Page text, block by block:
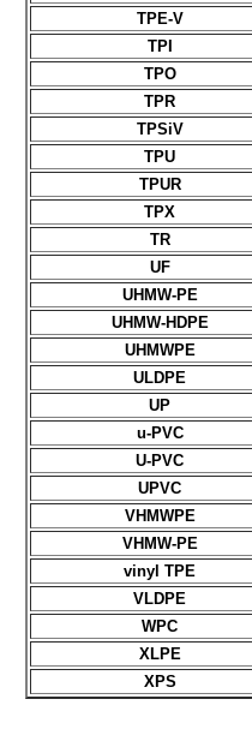
TPE-V
TPI
TPO
TPR
TPSiV
TPU
TPUR
TPX
TR
UF
UHMW-PE
UHMW-HDPE
UHMWPE
ULDPE
UP
u-PVC
U-PVC
UPVC
VHMWPE
VHMW-PE
vinyl TPE
VLDPE
WPC
XLPE
XPS